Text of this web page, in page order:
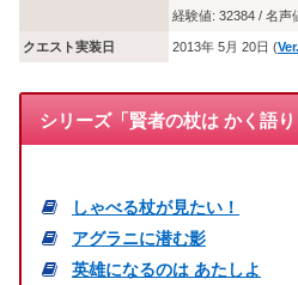
経験値: 32384 / 名声
クエスト実装日 2013年 5月 20日 (
シリーズ「賢者の杖は かく語り
しゃべる杖が見たい！
アグラニに潜む影
英雄になるのは あたしよ